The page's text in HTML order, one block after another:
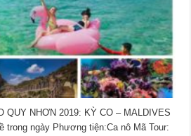
QUY NHƠN 2019: KỲ CO – MALDIVES
trong ngày Phương tiện:Ca nô Mã Tour: